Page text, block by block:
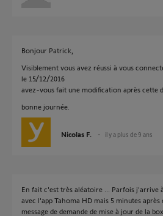
Bonjour Patrick,
Visiblement vous avez réussi à vous
le 15/12/2016
avez-vous fait une modification après cette
bonne journée.
Nicolas F. il y a plus de 9 ans
En fait c'est très aléatoire ... Parfois j'arrive
avec l'app Tahoma HD mais 5 minutes
message de demande de mise à jour de la